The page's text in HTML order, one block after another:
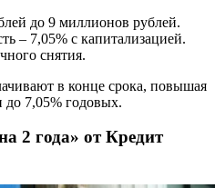
до 9 миллионов рублей.
– 7,05% с капитализацией.
снятия.
в конце срока, повышая
до 7,05% годовых.
2 года» от Кредит